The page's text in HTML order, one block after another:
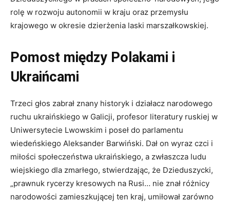
rolę w rozwoju autonomii w kraju oraz przemysłu
krajowego w okresie dzierżenia laski marszałkowskiej.
Pomost między Polakami i
Ukraińcami
Trzeci głos zabrał znany historyk i działacz narodowego
ruchu ukraińskiego w Galicji, profesor literatury ruskiej w
Uniwersytecie Lwowskim i poseł do parlamentu
wiedeńskiego Aleksander Barwiński. Dał on wyraz czci i
miłości społeczeństwa ukraińskiego, a zwłaszcza ludu
wiejskiego dla zmarłego, stwierdzając, że Dzieduszycki,
„prawnuk rycerzy kresowych na Rusi… nie znał różnicy
narodowości zamieszkującej ten kraj, umiłował zarówno